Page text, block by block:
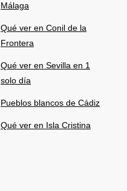
Málaga
Qué ver en Conil de la
Frontera
Qué ver en Sevilla en 1
solo día
Pueblos blancos de Cádiz
Qué ver en Isla Cristina